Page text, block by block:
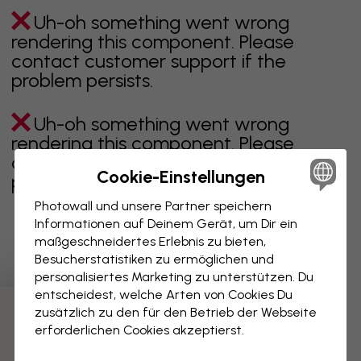
Uh-oh something went wrong
rendering this component. Please
contact customer support if the
problem persists.
Uh-oh something went wrong
rendering this component. Please
contact customer support if the
problem persists.
Zeigt Seite 1 von 5 Seiten
Weitere Kategorien entdecken
Cookie-Einstellungen
Photowall und unsere Partner speichern
Informationen auf Deinem Gerät, um Dir ein
maßgeschneidertes Erlebnis zu bieten,
Besucherstatistiken zu ermöglichen und
personalisiertes Marketing zu unterstützen. Du
entscheidest, welche Arten von Cookies Du
zusätzlich zu den für den Betrieb der Webseite
erforderlichen Cookies akzeptierst.